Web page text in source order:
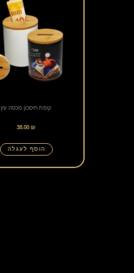
קופת חיסכון מכסה עץ
38.00₪
הוסף לעגלה